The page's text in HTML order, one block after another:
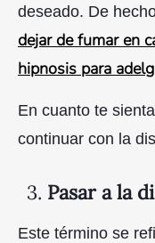
deseado. De
dejar de fumar en
hipnosis para
En cuanto te
continuar con la
3. Pasar a la
Este término se